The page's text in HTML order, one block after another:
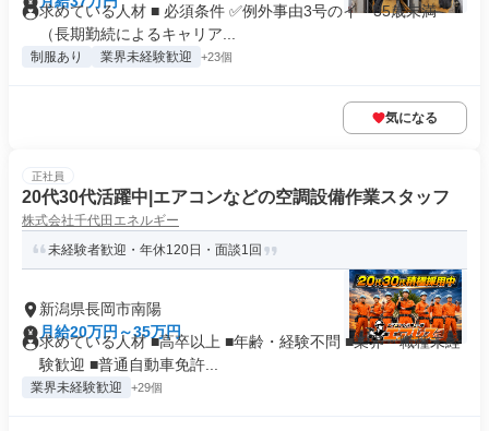
求めている人材 ■ 必須条件 ✅例外事由3号のイ・35歳未満
（長期勤続によるキャリア...
制服あり 業界未経験歓迎 +23個
気になる
正社員
20代30代活躍中|エアコンなどの空調設備作業スタッフ
株式会社千代田エネルギー
未経験者歓迎・年休120日・面談1回
新潟県長岡市南陽
月給20万円～35万円
求めている人材 ■高卒以上 ■年齢・経験不問 ■業界・職種未経
験歓迎 ■普通自動車免許...
業界未経験歓迎 +29個